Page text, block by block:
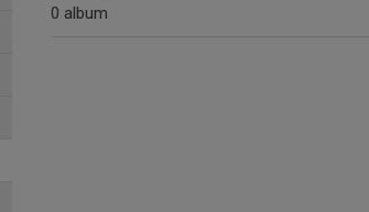
0 album